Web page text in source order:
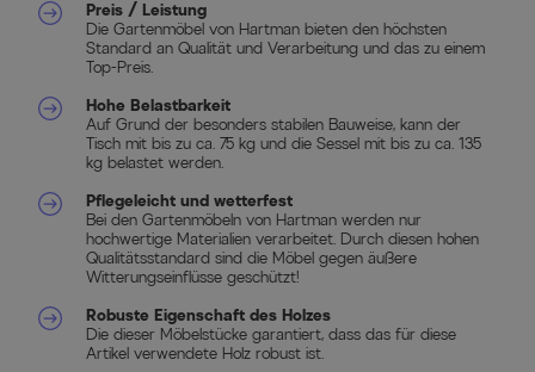
Preis / Leistung
Die Gartenmöbel von Hartman bieten den höchsten
Standard an Qualität und Verarbeitung und das zu einem
Top-Preis.
Hohe Belastbarkeit
Auf Grund der besonders stabilen Bauweise, kann der
Tisch mit bis zu ca. 75 kg und die Sessel mit bis zu ca. 135
kg belastet werden.
Pflegeleicht und wetterfest
Bei den Gartenmöbeln von Hartman werden nur
hochwertige Materialien verarbeitet. Durch diesen hohen
Qualitätsstandard sind die Möbel gegen äußere
Witterungseinflüsse geschützt!
Robuste Eigenschaft des Holzes
Die dieser Möbelstücke garantiert, dass das für diese
Artikel verwendete Holz robust ist.